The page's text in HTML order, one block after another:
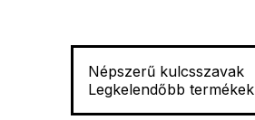
Népszerű kulcsszavak
Legkelendőbb termékek